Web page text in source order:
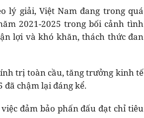
lý giải, Việt Nam đang trong quá
2021-2025 trong bối cảnh tình
lợi và khó khăn, thách thức đan
trị toàn cầu, tăng trưởng kinh tế
đã chậm lại đáng kể.
đảm bảo phấn đấu đạt chỉ tiêu